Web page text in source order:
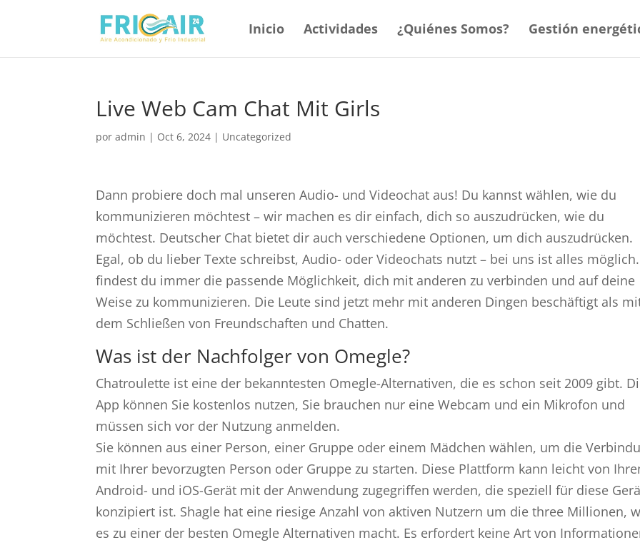
Inicio Actividades ¿Quiénes Somos? Gestión
Live Web Cam Chat Mit Girls
poradmin | Oct 6, 2024 | Uncategorized
Dann probiere doch mal unseren Audio- und Videochat aus! Du kannst wählen, wie du
kommunizieren möchtest – wir machen es dir einfach, dich so auszudrücken, wie du
möchtest. Deutscher Chat bietet dir auch verschiedene Optionen, um dich auszudrücken.
Egal, ob du lieber Texte schreibst, Audio- oder Videochats nutzt – bei uns ist alles
findest du immer die passende Möglichkeit, dich mit anderen zu verbinden und auf deine
Weise zu kommunizieren. Die Leute sind jetzt mehr mit anderen Dingen beschäftigt als
dem Schließen von Freundschaften und Chatten.
Was ist der Nachfolger von Omegle?
Chatroulette ist eine der bekanntesten Omegle-Alternativen, die es schon seit 2009 gibt.
App können Sie kostenlos nutzen, Sie brauchen nur eine Webcam und ein Mikrofon und
müssen sich vor der Nutzung anmelden.
Sie können aus einer Person, einer Gruppe oder einem Mädchen wählen, um die
mit Ihrer bevorzugten Person oder Gruppe zu starten. Diese Plattform kann leicht von
Android- und iOS-Gerät mit der Anwendung zugegriffen werden, die speziell für diese
konzipiert ist. Shagle hat eine riesige Anzahl von aktiven Nutzern um die three Millionen,
es zu einer der besten Omegle Alternativen macht. Es erfordert keine Art von